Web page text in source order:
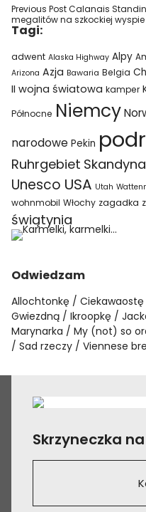
Previous PostCalanais
megalitów na szkockiej wyspie
Tagi:
adwent Alaska Highway Alpy
Arizona Azja Bawaria Belgia
II wojna światowa kamper
Północne Niemcy
narodowe Pekin
Ruhrgebiet
Unesco USA Utah
wohnmobil Włochy zagadka
świątynia
Odwiedzam
Allochtonkę Ciekawaostę
Gwiezdną
Ikroopkę
Marynarka
My (not) so
Sad rzeczy
Viennese
Skrzyneczka